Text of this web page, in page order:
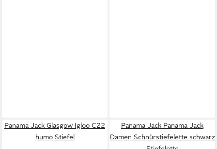
Panama Jack Glasgow Igloo C22
humo Stiefel
Panama Jack Panama Jack
Damen Schnürstiefelette schwarz